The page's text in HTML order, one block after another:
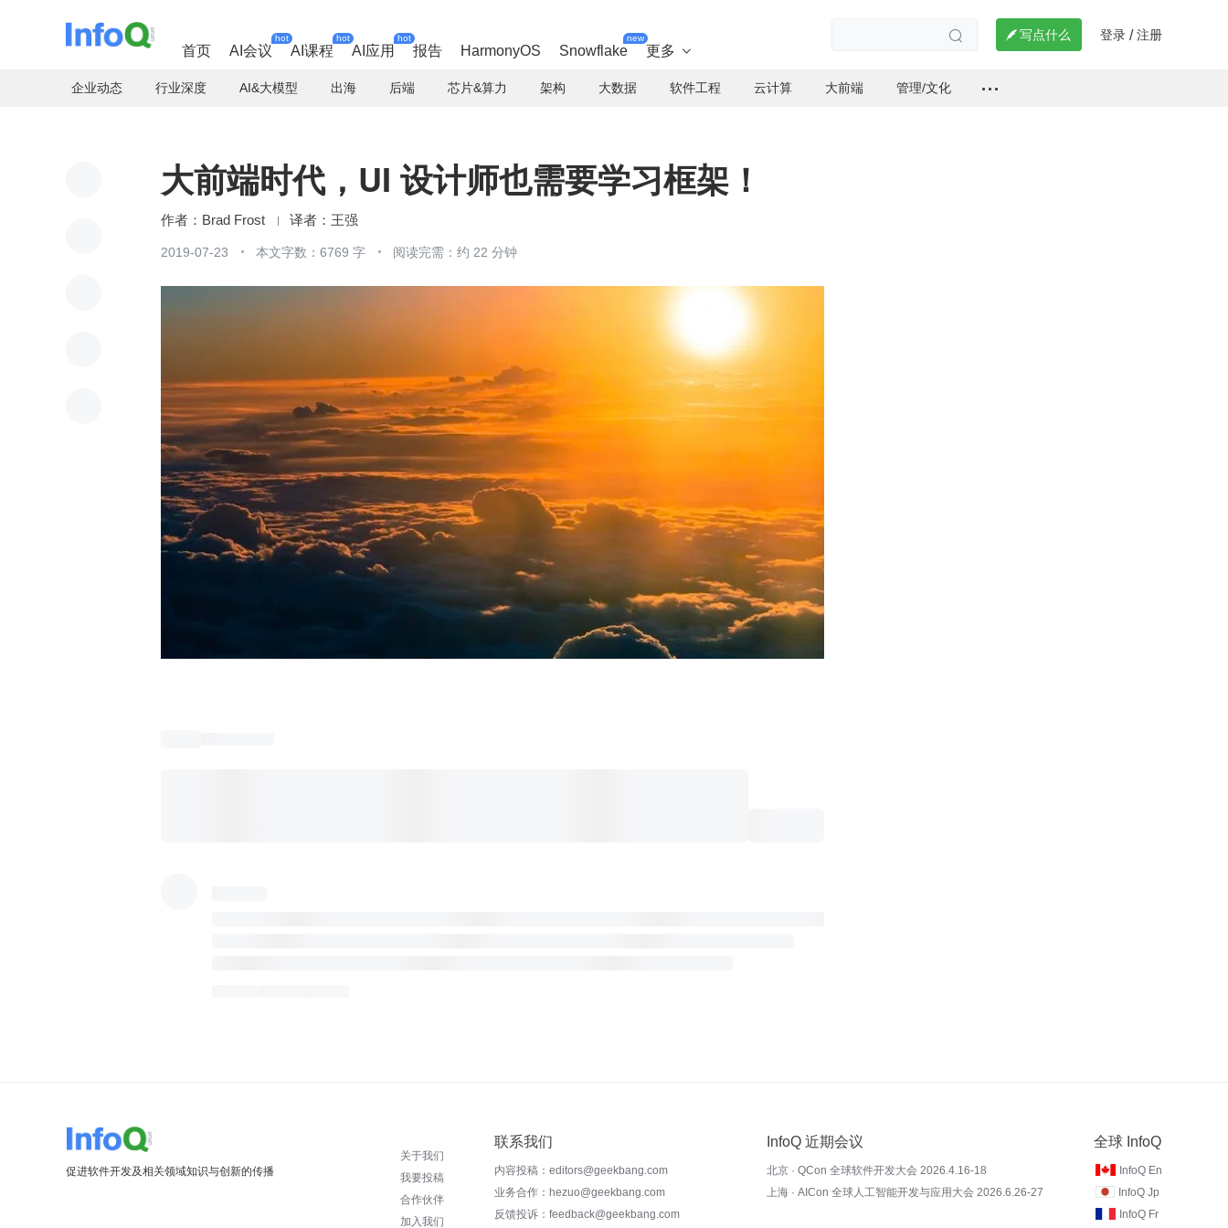
首页 AI会议
hot
AI课程
hot
AI应用
hot
报告 HarmonyOS Snowflake
new
更多 
  写点什么 登录 / 注册
企业动态 行业深度 AI&大模型 出海 后端 芯片&算力 架构 大数据 软件工程 云计算 大前端 管理/文化
大前端时代，UI 设计师也需要学习框架！
Brad Frost 王强
2019-07-23 本文字数：6769 字 阅读完需：约 22 分钟
促进软件开发及相关领域知识与创新的传播
关于我们
我要投稿
合作伙伴
加入我们
联系我们
内容投稿：editors@geekbang.com
业务合作：hezuo@geekbang.com
反馈投诉：feedback@geekbang.com
InfoQ 近期会议
北京 · QCon 全球软件开发大会 2026.4.16-18
上海 · AICon 全球人工智能开发与应用大会 2026.6.26-27
全球 InfoQ
InfoQ En
InfoQ Jp
InfoQ Fr